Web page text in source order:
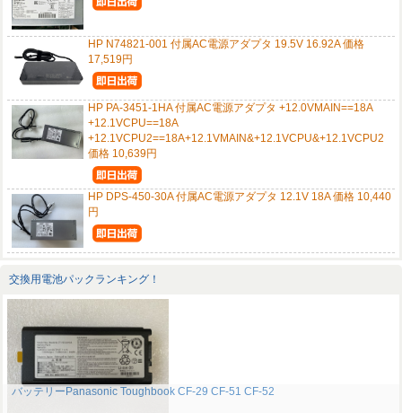
HP N74821-001 付属AC電源アダプタ 19.5V 16.92A 価格
17,519円
HP PA-3451-1HA 付属AC電源アダプタ +12.0VMAIN==18A
+12.1VCPU==18A
+12.1VCPU2==18A+12.1VMAIN&+12.1VCPU&+12.1VCPU2
価格 10,639円
HP DPS-450-30A 付属AC電源アダプタ 12.1V 18A 価格 10,440
円
交換用電池パックランキング！
バッテリーPanasonic Toughbook CF-29 CF-51 CF-52